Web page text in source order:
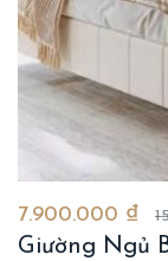
7.900.000 ₫
Giường Ngủ